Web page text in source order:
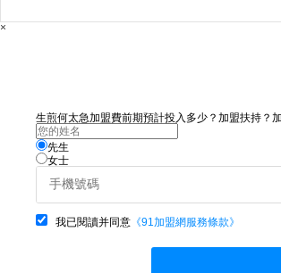
×
生煎何太急加盟費前期預計投入多少？加盟扶持？
先生
女士
我已閱讀并同意 《91加盟網服務條款》